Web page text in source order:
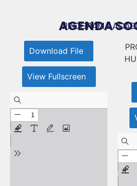
AGENDA
PROGRAMA
Download File
View Fullscreen